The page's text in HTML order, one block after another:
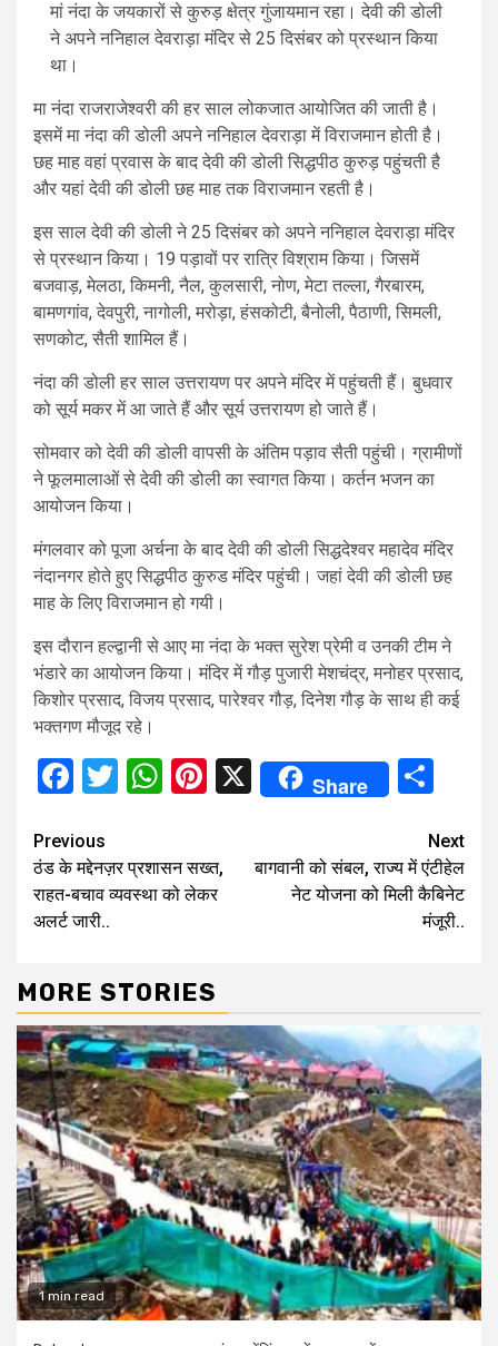
मां नंदा के जयकारों से कुरुड़ क्षेत्र गुंजायमान रहा। देवी की डोली
ने अपने ननिहाल देवराड़ा मंदिर से 25 दिसंबर को प्रस्थान किया
था।
मा नंदा राजराजेश्वरी की हर साल लोकजात आयोजित की जाती है।
इसमें मा नंदा की डोली अपने ननिहाल देवराड़ा में विराजमान होती है।
छह माह वहां प्रवास के बाद देवी की डोली सिद्धपीठ कुरुड़ पहुंचती है
और यहां देवी की डोली छह माह तक विराजमान रहती है।
इस साल देवी की डोली ने 25 दिसंबर को अपने ननिहाल देवराड़ा मंदिर
से प्रस्थान किया। 19 पड़ावों पर रात्रि विश्राम किया। जिसमें
बजवाड़, मेलठा, किमनी, नैल, कुलसारी, नोण, मेटा तल्ला, गैरबारम,
बामणगांव, देवपुरी, नागोली, मरोड़ा, हंसकोटी, बैनोली, पैठाणी, सिमली,
सणकोट, सैती शामिल हैं।
नंदा की डोली हर साल उत्तरायण पर अपने मंदिर में पहुंचती हैं। बुधवार
को सूर्य मकर में आ जाते हैं और सूर्य उत्तरायण हो जाते हैं।
सोमवार को देवी की डोली वापसी के अंतिम पड़ाव सैती पहुंची। ग्रामीणों
ने फूलमालाओं से देवी की डोली का स्वागत किया। कर्तन भजन का
आयोजन किया।
मंगलवार को पूजा अर्चना के बाद देवी की डोली सिद्धदेश्वर महादेव मंदिर
नंदानगर होते हुए सिद्धपीठ कुरुड मंदिर पहुंची। जहां देवी की डोली छह
माह के लिए विराजमान हो गयी।
इस दौरान हल्द्वानी से आए मा नंदा के भक्त सुरेश प्रेमी व उनकी टीम ने
भंडारे का आयोजन किया। मंदिर में गौड़ पुजारी मेशचंद्र, मनोहर प्रसाद,
किशोर प्रसाद, विजय प्रसाद, पारेश्वर गौड़, दिनेश गौड़ के साथ ही कई
भक्तगण मौजूद रहे।
Facebook
Twitter
WhatsApp
Pinterest
X Share
Continue
Reading
Previous
ठंड के मद्देनज़र प्रशासन सख्त,
राहत-बचाव व्यवस्था को लेकर
अलर्ट जारी..
Next
बागवानी को संबल, राज्य में एंटीहेल
नेट योजना को मिली कैबिनेट
मंजूरी..
MORE STORIES
1 min read